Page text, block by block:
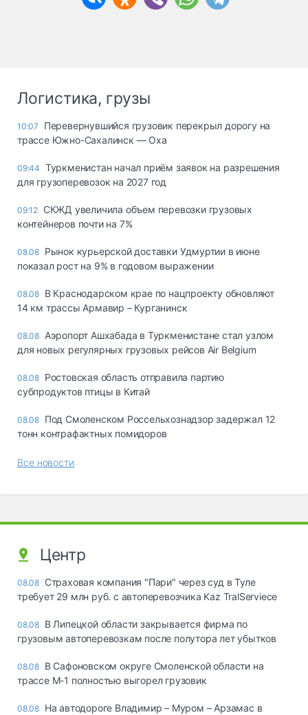
Логистика, грузы
10:07
Перевернувшийся грузовик перекрыл дорогу на
трассе Южно-Сахалинск — Оха
09:44 Туркменистан начал приём заявок на разрешения
для грузоперевозок на 2027 год
09:12 СКЖД увеличила объем перевозки грузовых
контейнеров почти на 7%
08.08 Рынок курьерской доставки Удмуртии в июне
показал рост на 9% в годовом выражении
08.08 В Краснодарском крае по нацпроекту обновляют
14 км трассы Армавир – Курганинск
08.08 Аэропорт Ашхабада в Туркменистане стал узлом
для новых регулярных грузовых рейсов Air Belgium
08.08 Ростовская область отправила партию
субпродуктов птицы в Китай
08.08 Под Смоленском Россельхознадзор задержал 12
тонн контрафактных помидоров
Все новости
Центр
08.08 Страховая компания "Пари" через суд в Туле
требует 29 млн руб. с автоперевозчика Kaz TralServiece
08.08 В Липецкой области закрывается фирма по
грузовым автоперевозкам после полутора лет убытков
08.08 В Сафоновском округе Смоленской области на
трассе М-1 полностью выгорел грузовик
08.08 На автодороге Владимир – Муром – Арзамас в